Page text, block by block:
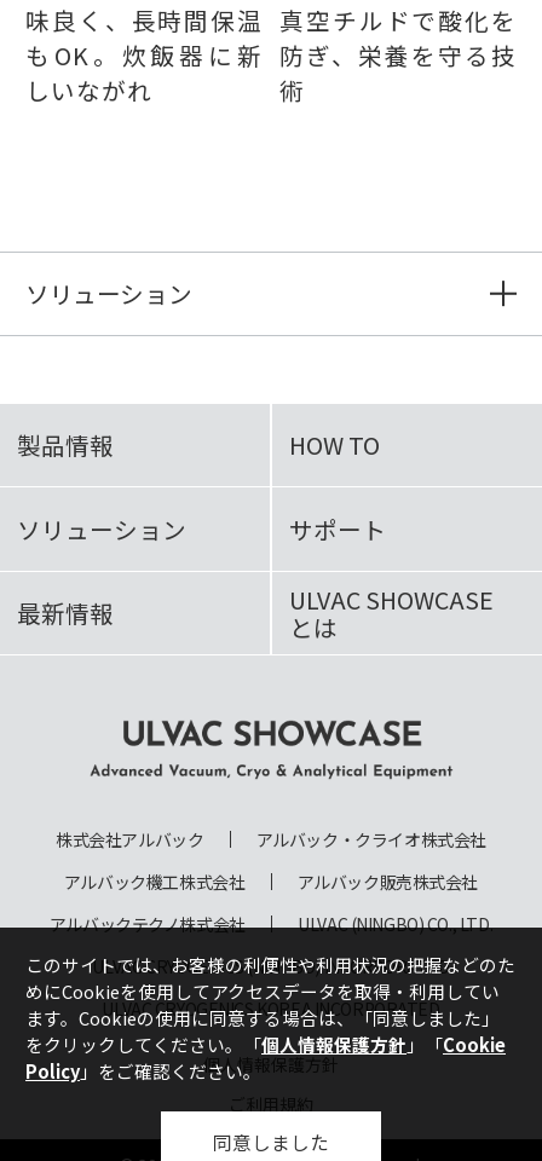
味良く、長時間保温
もOK。炊飯器に新
しいながれ
真空チルドで酸化を
防ぎ、栄養を守る技
術
ソリューション
製品情報 HOW TO
ソリューション サポート
最新情報 ULVAC SHOWCASE
とは
Vacuum, Cryo & Analytical
Equipment
株式会社アルバック
アルバック・クライオ株式会社
アルバック機工株式会社
アルバック販売株式会社
アルバックテクノ株式会社
ULVAC (NINGBO) CO., LTD.
ULVAC CRYOGENICS (NINGBO) INCORPORATED
ULVAC CRYOGENICS KOREA INCORPORATED
個人情報保護方針
ご利用規約
このサイトでは、お客様の利便性や利用状況の把握などのた
めにCookieを使用してアクセスデータを取得・利用してい
ます。Cookieの使用に同意する場合は、「同意しました」
をクリックしてください。「個人情報保護方針 」「Cookie
Policy」をご確認ください。
同意しました